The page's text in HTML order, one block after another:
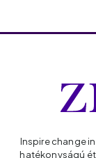
Inspire change
hatékonyságú